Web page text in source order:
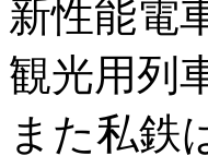
新性能電
観光用列
また私鉄